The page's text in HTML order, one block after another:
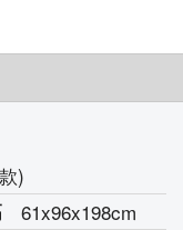
)
61x96x198cm